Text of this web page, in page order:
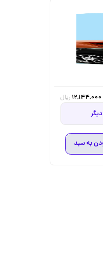
12,144,000 ریال
به سبد